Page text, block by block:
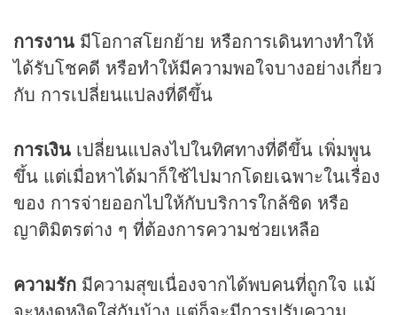
การงาน มีโอกาสโยกย้าย หรือการเดินทางทำให้
ได้รับโชคดี หรือทำให้มีความพอใจบางอย่างเกี่ยว
กับ การเปลี่ยนแปลงที่ดีขึ้น
การเงิน เปลี่ยนแปลงไปในทิศทางที่ดีขึ้น เพิ่มพูน
ขึ้น แต่เมื่อหาได้มาก็ใช้ไปมากโดยเฉพาะในเรื่อง
ของ การจ่ายออกไปให้กับบริการใกล้ชิด หรือ
ญาติมิตรต่าง ๆ ที่ต้องการความช่วยเหลือ
ความรัก มีความสุขเนื่องจากได้พบคนที่ถูกใจ แม้